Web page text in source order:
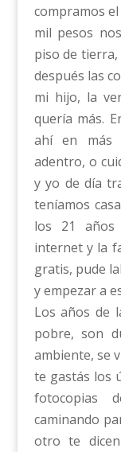
compramos
mil pesos
piso de
después las
mi hijo, la
quería más.
ahí en más
adentro, o
y yo de día
teníamos
los 21
internet y la
gratis, pude
y empezar a
Los años de
pobre, son
ambiente, se
te gastás los
fotocopias
caminando
otro te